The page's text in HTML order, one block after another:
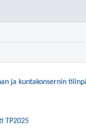
ja kuntakonsernin
TP2025